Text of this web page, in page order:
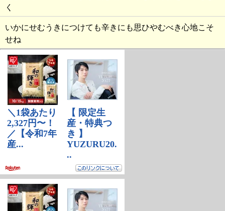
く
いかにせむうきにつけても辛きにも思ひやむべき心地こそ
せね